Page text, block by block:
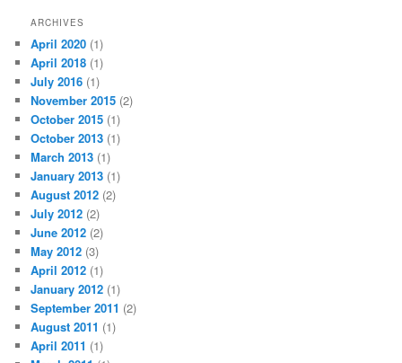
ARCHIVES
April 2020 (1)
April 2018 (1)
July 2016 (1)
November 2015 (2)
October 2015 (1)
October 2013 (1)
March 2013 (1)
January 2013 (1)
August 2012 (2)
July 2012 (2)
June 2012 (2)
May 2012 (3)
April 2012 (1)
January 2012 (1)
September 2011 (2)
August 2011 (1)
April 2011 (1)